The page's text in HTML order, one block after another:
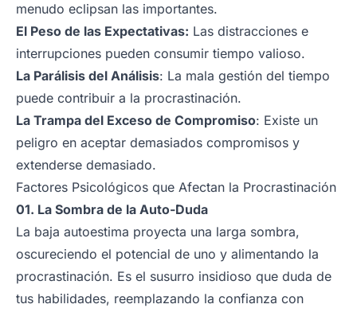
menudo eclipsan las importantes.
El Peso de las Expectativas: Las distracciones e
interrupciones pueden consumir tiempo valioso.
La Parálisis del Análisis: La mala gestión del tiempo
puede contribuir a la procrastinación.
La Trampa del Exceso de Compromiso: Existe un
peligro en aceptar demasiados compromisos y
extenderse demasiado.
Factores Psicológicos que Afectan la Procrastinación
01. La Sombra de la Auto-Duda
La baja autoestima proyecta una larga sombra,
oscureciendo el potencial de uno y alimentando la
procrastinación. Es el susurro insidioso que duda de
tus habilidades, reemplazando la confianza con